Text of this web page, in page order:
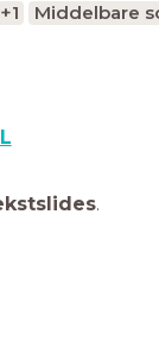
+1
Middelbare
.